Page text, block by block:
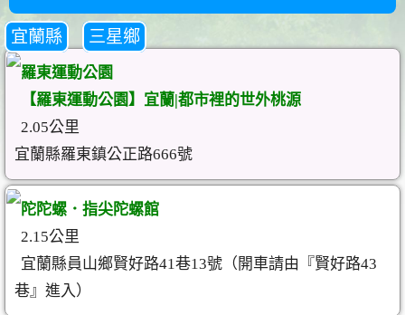
宜蘭縣 三星鄉
羅東運動公園
【羅東運動公園】宜蘭|都市裡的世外桃源
2.05公里
宜蘭縣羅東鎮公正路666號
陀陀螺．指尖陀螺館
2.15公里
宜蘭縣員山鄉賢好路41巷13號（開車請由『賢好路43
巷』進入）